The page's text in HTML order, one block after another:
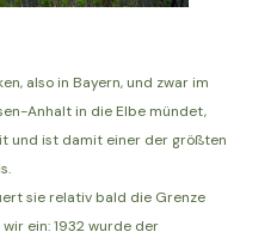
also in Bayern, und zwar im
Anhalt in die Elbe mündet,
und ist damit einer der größten
sie relativ bald die Grenze
ein: 1932 wurde der